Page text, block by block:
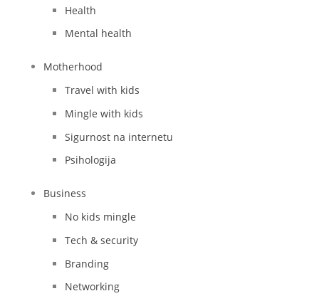
Health
Mental health
Motherhood
Travel with kids
Mingle with kids
Sigurnost na internetu
Psihologija
Business
No kids mingle
Tech & security
Branding
Networking